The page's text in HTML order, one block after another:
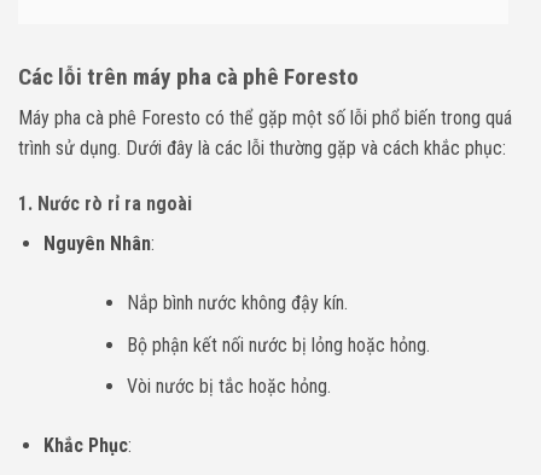
Các lỗi trên máy pha cà phê Foresto
Máy pha cà phê Foresto có thể gặp một số lỗi phổ biến trong quá
trình sử dụng. Dưới đây là các lỗi thường gặp và cách khắc phục:
1. Nước rò rỉ ra ngoài
Nguyên Nhân:
Nắp bình nước không đậy kín.
Bộ phận kết nối nước bị lỏng hoặc hỏng.
Vòi nước bị tắc hoặc hỏng.
Khắc Phục: